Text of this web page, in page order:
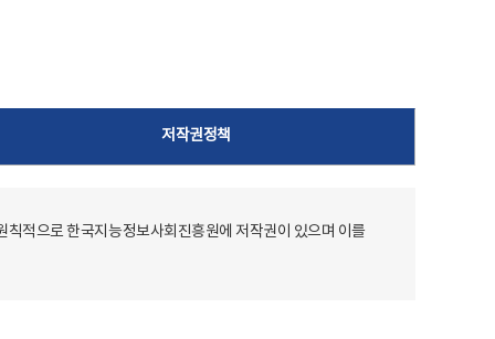
저작권정책
적으로 한국지능정보사회진흥원에 저작권이 있으며 이를